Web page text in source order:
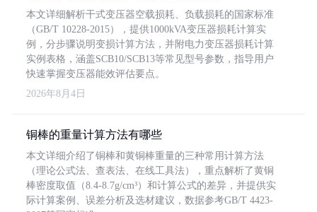
本文详细解析干式变压器空载损耗、负载损耗的国家标准
（GB/T 10228-2015），提供1000kVA变压器损耗计算实
例，分步骤说明变损计算方法，并附电力变压器损耗计算
实例表格，涵盖SCB10/SCB13等常见型号参数，指导用户
快速掌握变压器能效评估要点。
2026年8月4日
铜棒的重量计算方法有哪些
本文详细介绍了铜棒和黄铜棒重量的三种常用计算方法
（理论公式法、查表法、在线工具法），重点解析了黄铜
棒密度取值（8.4-8.7g/cm³）和计算公式的差异，并提供实
际计算案例、误差分析及选材建议，数据参考GB/T 4423-